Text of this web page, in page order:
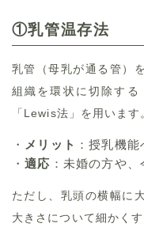
①乳管温存法
乳管（母乳が通る管）
組織を環状に切除す
「Lewis法」を用います
・ メリット ：授乳機
・適応 ：未婚の方や
ただし、乳頭の横幅に
大きさについて細かく